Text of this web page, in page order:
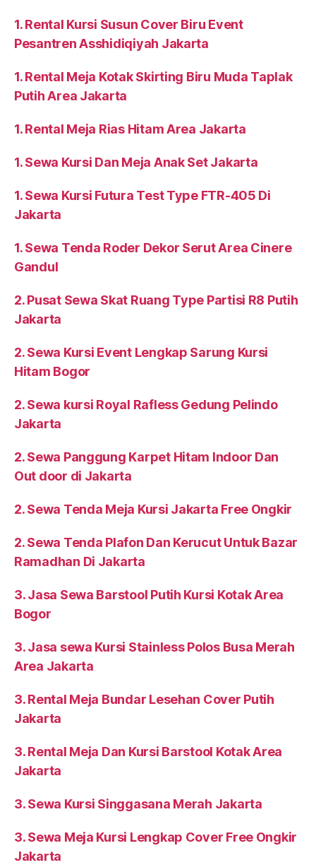
1. Rental Kursi Susun Cover Biru Event
Pesantren Asshidiqiyah Jakarta
1. Rental Meja Kotak Skirting Biru Muda Taplak
Putih Area Jakarta
1. Rental Meja Rias Hitam Area Jakarta
1. Sewa Kursi Dan Meja Anak Set Jakarta
1. Sewa Kursi Futura Test Type FTR-405 Di
Jakarta
1. Sewa Tenda Roder Dekor Serut Area Cinere
Gandul
2. Pusat Sewa Skat Ruang Type Partisi R8 Putih
Jakarta
2. Sewa Kursi Event Lengkap Sarung Kursi
Hitam Bogor
2. Sewa kursi Royal Rafless Gedung Pelindo
Jakarta
2. Sewa Panggung Karpet Hitam Indoor Dan
Out door di Jakarta
2. Sewa Tenda Meja Kursi Jakarta Free Ongkir
2. Sewa Tenda Plafon Dan Kerucut Untuk Bazar
Ramadhan Di Jakarta
3. Jasa Sewa Barstool Putih Kursi Kotak Area
Bogor
3. Jasa sewa Kursi Stainless Polos Busa Merah
Area Jakarta
3. Rental Meja Bundar Lesehan Cover Putih
Jakarta
3. Rental Meja Dan Kursi Barstool Kotak Area
Jakarta
3. Sewa Kursi Singgasana Merah Jakarta
3. Sewa Meja Kursi Lengkap Cover Free Ongkir
Jakarta